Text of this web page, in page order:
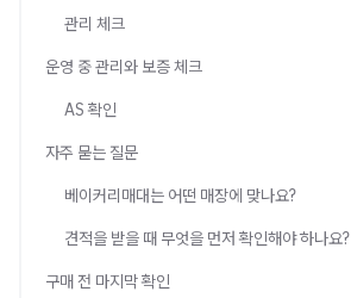
관리 체크
운영 중 관리와 보증 체크
AS 확인
자주 묻는 질문
베이커리매대는 어떤 매장에 맞나요?
견적을 받을 때 무엇을 먼저 확인해야 하나요?
구매 전 마지막 확인